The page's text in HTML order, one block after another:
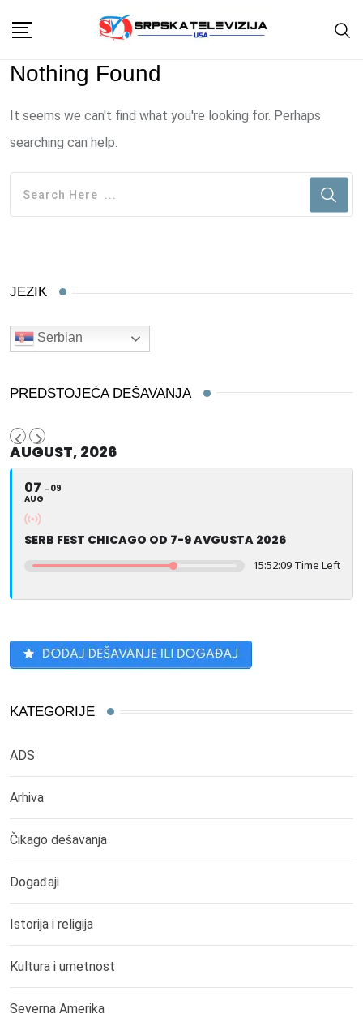
content
Nothing Found
It seems we can't find what you're looking for. Perhaps
searching can help.
JEZIK
Serbian
PREDSTOJEĆA DEŠAVANJA
AUGUST, 2026
07
AUG
09
SERB FEST CHICAGO OD 7-9 AVGUSTA 2026
15:52:09 Time Left
KATEGORIJE
ADS
Arhiva
Čikago dešavanja
Događaji
Istorija i religija
Kultura i umetnost
Severna Amerika